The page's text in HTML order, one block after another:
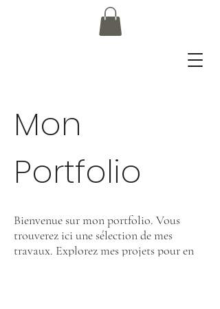
Mon
Portfolio
Bienvenue sur mon portfolio. Vous
trouverez ici une sélection de mes
travaux. Explorez mes projets pour en